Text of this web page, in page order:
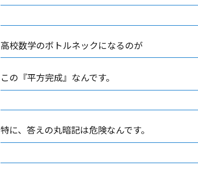
高校数学のボトルネックになるのが
この『平方完成』なんです。
特に、答えの丸暗記は危険なんです。